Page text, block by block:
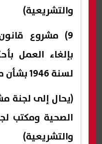
والتشريعية)
9) مشروع
لسنة 1946 بشأن مكافحة الجذام.
(يحال إلى لجنة
الصحية ومكتب
والتشريعية)